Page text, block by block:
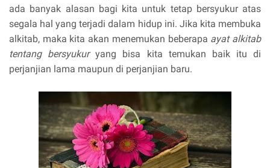
ada banyak alasan bagi kita untuk tetap bersyukur atas
segala hal yang terjadi dalam hidup ini. Jika kita membuka
alkitab, maka kita akan menemukan beberapa ayat alkitab
tentang bersyukuryang bisa kita temukan baik itu di
perjanjian lama maupun di perjanjian baru.